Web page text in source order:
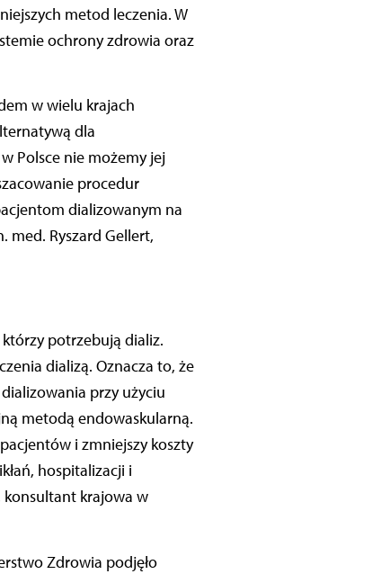
metod leczenia. W
ochrony zdrowia oraz
w wielu krajach
dla
Polsce nie możemy jej
procedur
dializowanym na
med. Ryszard Gellert,
którzy potrzebują dializ.
dializą. Oznacza to, że
przy użyciu
metodą endowaskularną.
i zmniejszy koszty
hospitalizacji i
konsultant krajowa w
Zdrowia podjęło